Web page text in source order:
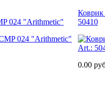
024 "Arithmetic"
Коврик
50410
0.00